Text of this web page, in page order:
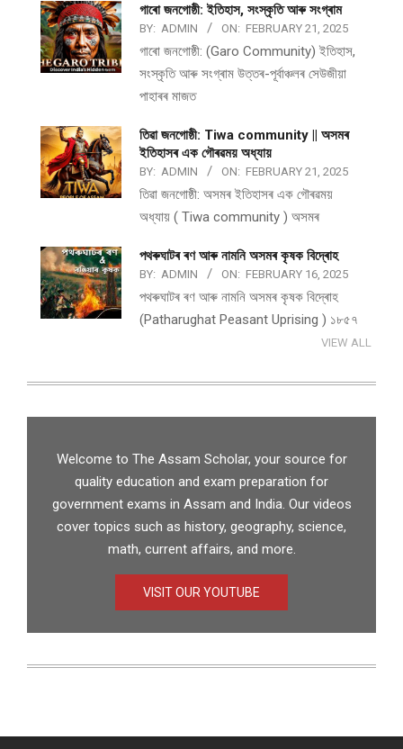
গাৰো জনগোষ্ঠী: ইতিহাস, সংস্কৃতি আৰু সংগ্ৰাম
BY: ADMIN ON: FEBRUARY 21, 2025
গাৰো জনগোষ্ঠী: (Garo Community) ইতিহাস,
সংস্কৃতি আৰু সংগ্ৰাম উত্তৰ-পূৰ্বাঞ্চলৰ সেউজীয়া
পাহাৰৰ মাজত
তিৱা জনগোষ্ঠী: Tiwa community || অসমৰ
ইতিহাসৰ এক গৌৰৱময় অধ্যায়
BY: ADMIN ON: FEBRUARY 21, 2025
তিৱা জনগোষ্ঠী: অসমৰ ইতিহাসৰ এক গৌৰৱময়
অধ্যায় ( Tiwa community ) অসমৰ
পথ​ৰুঘাট​ৰ ৰণ আৰু নামনি অসম​ৰ কৃষক বিদ্ৰোহ​
BY: ADMIN ON: FEBRUARY 16, 2025
পথ​ৰুঘাট​ৰ ৰণ আৰু নামনি অসম​ৰ কৃষক বিদ্ৰোহ​
(Patharughat Peasant Uprising ) ১৮৫৭
VIEW ALL
Welcome to The Assam Scholar, your source for
quality education and exam preparation for
government exams in Assam and India. Our videos
cover topics such as history, geography, science,
math, current affairs, and more.
VISIT OUR YOUTUBE